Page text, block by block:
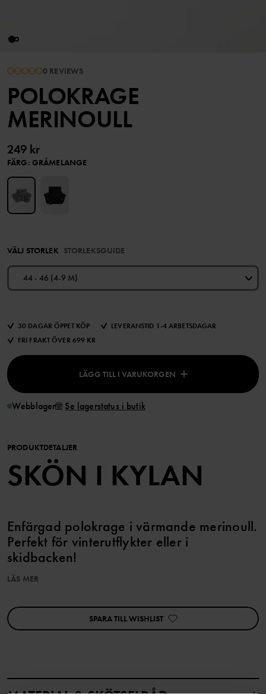
0 REVIEWS
POLOKRAGE
MERINOULL
249 kr
FÄRG: GRÅMELANGE
VÄLJ STORLEK STORLEKSGUIDE
44 - 46 (4-9 M)
30 DAGAR ÖPPET KÖP
LEVERANSTID 1-4 ARBETSDAGAR
FRI FRAKT ÖVER 699 KR
LÄGG TILL I VARUKORGEN
Webblager Se lagerstatus i butik
PRODUKTDETALJER
SKÖN I KYLAN
Enfärgad polokrage i värmande merinoull.
Perfekt för vinterutflykter eller i
skidbacken!
Ullen i det här plagget är certifierad enligt RWS, Responsible
Wool Standard. Läs mer på https://www.polarnopyret.se/pop-
KEEP AWAY FROM FIRE
LÄS MER
SPARA TILL WISHLIST